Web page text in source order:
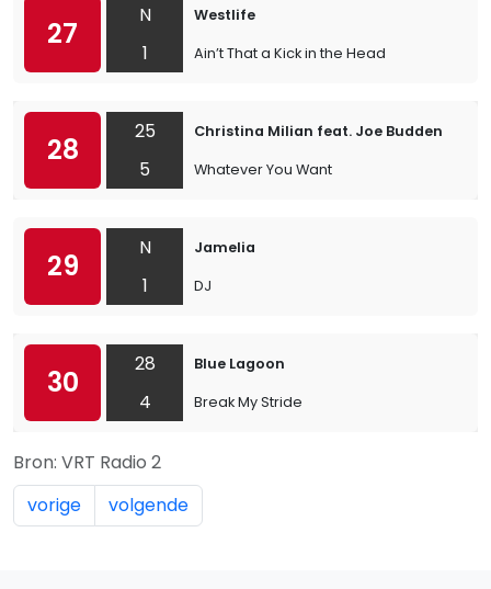
27
N
1
Westlife
Ain’t That a Kick in the Head
28
25
5
Christina Milian feat. Joe Budden
Whatever You Want
29
N
1
Jamelia
DJ
30
28
4
Blue Lagoon
Break My Stride
Bron: VRT Radio 2
vorige
volgende